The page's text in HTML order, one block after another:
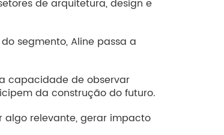
de arquitetura, design e
segmento, Aline passa a
capacidade de observar
da construção do futuro.
algo relevante, gerar impacto